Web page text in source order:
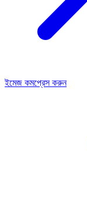
ইমেজ কমপ্রেস করুন